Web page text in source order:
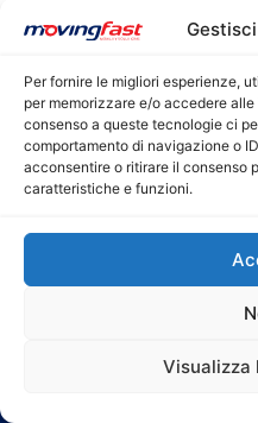
Per fornire le migliori esperienze,
per memorizzare e/o accedere
consenso a queste tecnologie ci
comportamento di navigazione o
acconsentire o ritirare il consenso
caratteristiche e funzioni.
Visualizza
Veicoli moderni: